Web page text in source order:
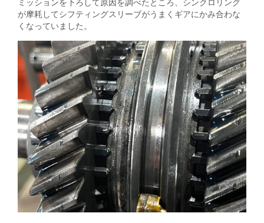
が摩耗してシフティングスリーブがうまくギアにかみ合わな
くなっていました。